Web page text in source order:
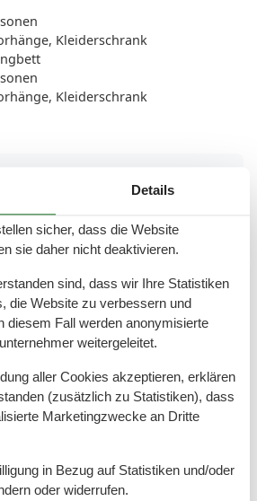
Kleiderschrank
Kleiderschrank
Details
sicher, dass die Website
sie daher nicht deaktivieren.
sind, dass wir Ihre Statistiken
die Website zu verbessern und
diesem Fall werden anonymisierte
weitergeleitet.
aller Cookies akzeptieren, erklären
(zusätzlich zu Statistiken), dass
Marketingzwecke an Dritte
in Bezug auf Statistiken und/oder
oder widerrufen.